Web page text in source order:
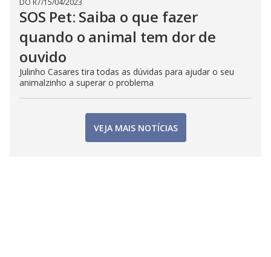
DO R7/15/04/2023
SOS Pet: Saiba o que fazer
quando o animal tem dor de
ouvido
Julinho Casares tira todas as dúvidas para ajudar o seu
animalzinho a superar o problema
VEJA MAIS NOTÍCIAS